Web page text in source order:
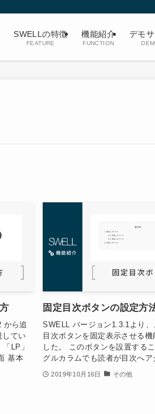
SWELLの特徴
FEATURE
機能紹介
FUNCTION
デモ
から追
してい
LP」
基本
固定目次ボタンの設定方
SWELL バージョン1.3.1より、
目次ボタンを固定表示させる機
した。 このボタンを設置する
グルカラムでも読者が目次へア
2019年10月16日 その他